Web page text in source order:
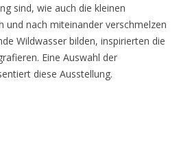
sind, wie auch die kleinen
und nach miteinander verschmelzen
Wildwasser bilden, inspirierten die
Eine Auswahl der
diese Ausstellung.